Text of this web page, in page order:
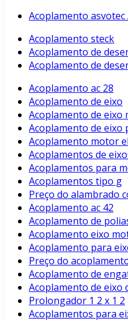
Acoplamento
Acoplamento steck
Acoplamento de
Acoplamento de
Acoplamento ac 28
Acoplamento de eixo
Acoplamento de eixo
Acoplamento de eixo
Acoplamento motor
Acoplamentos de
Acoplamentos para
Acoplamentos tipo g
Preço do alambrado
Acoplamento ac 42
Acoplamento de
Acoplamento eixo
Acoplamento para
Preço do
Acoplamento de
Acoplamento de eixo
Prolongador 1 2 x 1 2
Acoplamentos para